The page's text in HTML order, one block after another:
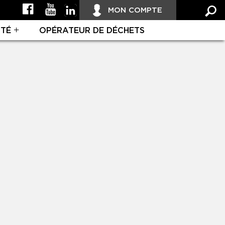
MON COMPTE
OPÉRATEUR DE DÉCHETS